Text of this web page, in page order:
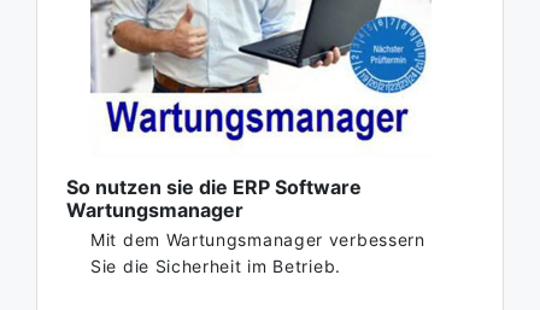
So nutzen sie die ERP Software
Wartungsmanager
Mit dem Wartungsmanager verbessern
Sie die Sicherheit im Betrieb.